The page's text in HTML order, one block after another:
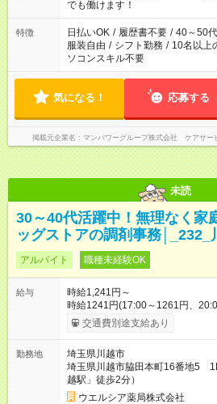
となります ※労働者派遣法（日雇
短時間・短期間の就業はご案内が
でも働けます！
特徴 日払いOK / 履歴書不要 / 40～50
服装自由 / シフト勤務 / 10名以上
ソコンスキル不要
気になる！ 応募する
掲載元企業名 マンパワーグループ株式会社 ケアサー
未読
30～40代活躍中！無理なく家
ッグストアの調剤事務│_232_
アルバイト 職種未経験OK
給与
時給1,241円～
時給1241円(17:00～1261円、
以降、社内試験による更新判定あ
～100円の昇給あり （大学生は＋20円） 試用期間あ
期間あり 試用期間の長さ：3ヶ月
同じです。
交通費別途支給あり
勤務地
埼玉県川越市
埼玉県川越市脇田本町16番地5
越駅」徒歩2分）
ウエルシア薬局株式会社